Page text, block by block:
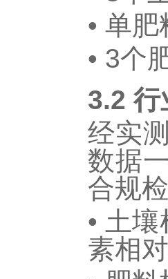
• 单肥
• 3个
3.2行
经实
数据
合规
• 土
素相